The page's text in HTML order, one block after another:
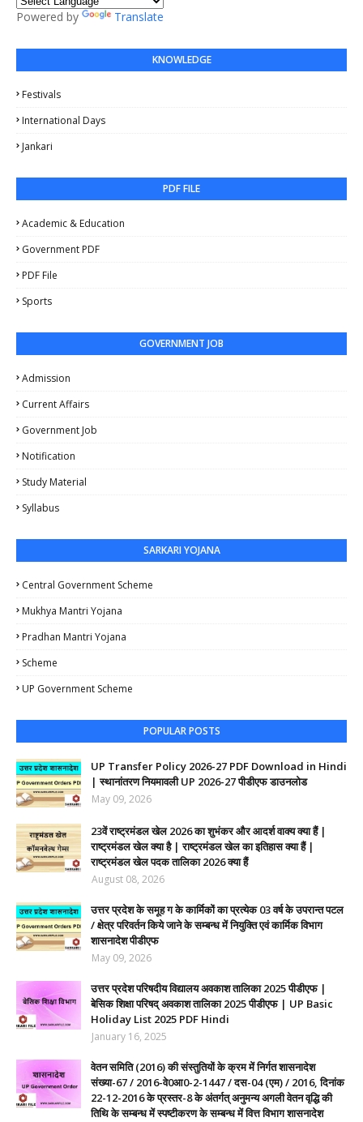
Powered by Translate
KNOWLEDGE
Festivals
International Days
Jankari
PDF FILE
Academic & Education
Government PDF
PDF File
Sports
GOVERNMENT JOB
Admission
Current Affairs
Government Job
Notification
Study Material
Syllabus
SARKARI YOJANA
Central Government Scheme
Mukhya Mantri Yojana
Pradhan Mantri Yojana
Scheme
UP Government Scheme
POPULAR POSTS
UP Transfer Policy 2026-27 PDF Download in Hindi
| स्थानांतरण नियमावली UP 2026-27 पीडीएफ डाउनलोड
May 09, 2026
23वें राष्ट्रमंडल खेल 2026 का शुभंकर और आदर्श वाक्य क्या हैं |
राष्ट्रमंडल खेल क्या है | राष्ट्रमंडल खेल का इतिहास क्या हैं |
राष्ट्रमंडल खेल पदक तालिका 2026 क्या हैं
August 08, 2026
उत्तर प्रदेश के समूह ग के कार्मिकों का प्रत्येक 03 वर्ष के उपरान्त पटल
/ क्षेत्र परिवर्तन किये जाने के सम्बन्ध में नियुक्ति एवं कार्मिक विभाग
शासनादेश पीडीएफ
May 09, 2026
उत्तर प्रदेश परिषदीय विद्यालय अवकाश तालिका 2025 पीडीएफ |
बेसिक शिक्षा परिषद् अवकाश तालिका 2025 पीडीएफ | UP Basic
Holiday List 2025 PDF Hindi
January 16, 2025
वेतन समिति (2016) की संस्तुतियों के क्रम में निर्गत शासनादेश
संख्या-67 / 2016-वे0आ0-2-1447 / दस-04 (एम) / 2016, दिनांक
22-12-2016 के प्रस्तर-8 के अंतर्गत् अनुमन्य अगली वेतन वृद्धि की
तिथि के सम्बन्ध में स्पष्टीकरण के सम्बन्ध में वित्त विभाग शासनादेश